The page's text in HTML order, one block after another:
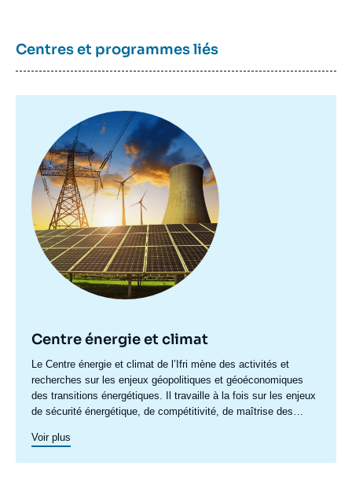
Centres et programmes liés
principale
Centre énergie et climat
Accroche
centre
Le Centre énergie et climat de l’Ifri mène des activités et
recherches sur les enjeux géopolitiques et géoéconomiques
des transitions énergétiques. Il travaille à la fois sur les enjeux
de sécurité énergétique, de compétitivité, de maîtrise des
des politiques européennes de l’énergie et du climat, et des
Voir plus